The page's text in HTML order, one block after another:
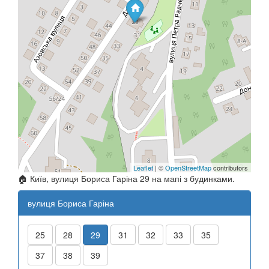
Leaflet | ©OpenStreetMapcontributors
🏠 Київ, вулиця Бориса Гаріна 29 на мапі з будинками.
вулиця Бориса Гаріна
25 28 29 31 32 33
35
37
38 39